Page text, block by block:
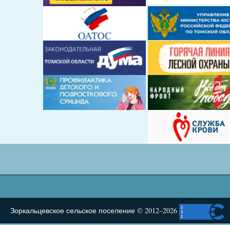
Зоркальцевское сельское поселение © 2012–2026